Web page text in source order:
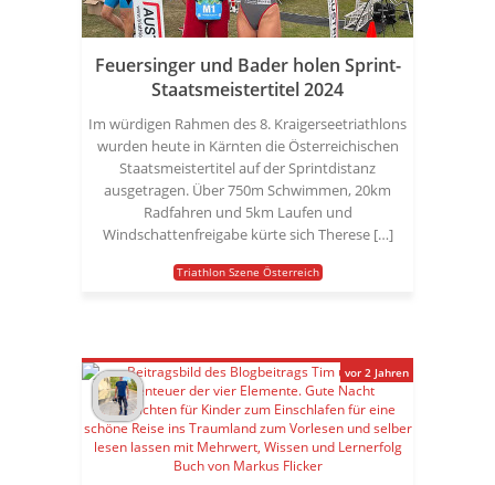
Feuersinger und Bader holen Sprint-
Staatsmeistertitel 2024
Im würdigen Rahmen des 8. Kraigerseetriathlons
wurden heute in Kärnten die Österreichischen
Staatsmeistertitel auf der Sprintdistanz
ausgetragen. Über 750m Schwimmen, 20km
Radfahren und 5km Laufen und
Windschattenfreigabe kürte sich Therese […]
Triathlon Szene Österreich
vor 2 Jahren